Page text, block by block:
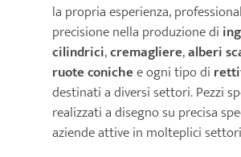
News
Contatti
la propria esperienza,
precisione nella produzione di
cilindrici,cremagliere,alberi
ruote conichee ogni tipo di
destinati a diversi settori. Pezzi
realizzati a disegno su precisa
aziende attive in molteplici